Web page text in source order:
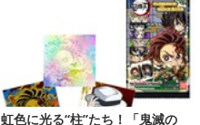
虹色に光る“柱”たち！「鬼滅の